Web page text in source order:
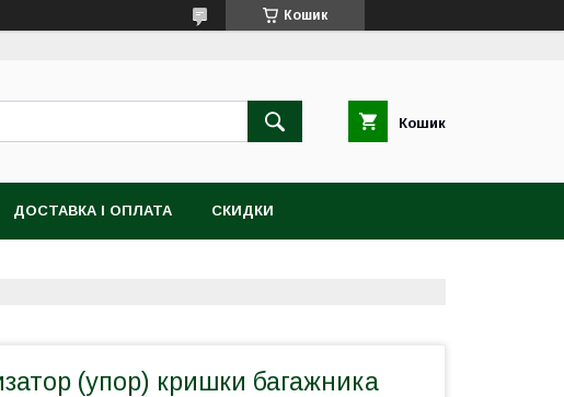
Кошик
Кошик
ДОСТАВКА І ОПЛАТА СКИДКИ
(упор) кришки багажника